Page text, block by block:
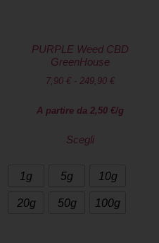
PURPLE Weed CBD
GreenHouse
7,90 € - 249,90 €
A partire da 2,50 €/g
Scegli
1g 5g 10g
20g 50g 100g